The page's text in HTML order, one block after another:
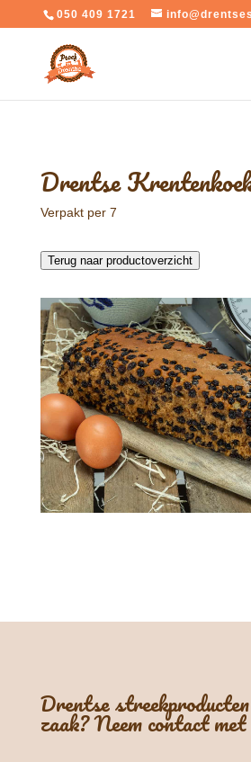
050 409 1721
Drentse
Verpakt per 7
Terug naar productoverzicht
Drentse
zaak? Neem contact